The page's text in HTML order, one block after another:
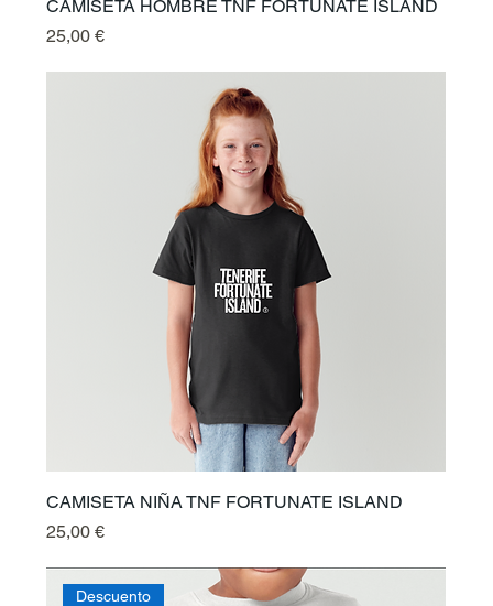
CAMISETA HOMBRE TNF FORTUNATE ISLAND
Prix
25,00 €
CAMISETA NIÑA TNF FORTUNATE ISLAND
Prix
25,00 €
Descuento